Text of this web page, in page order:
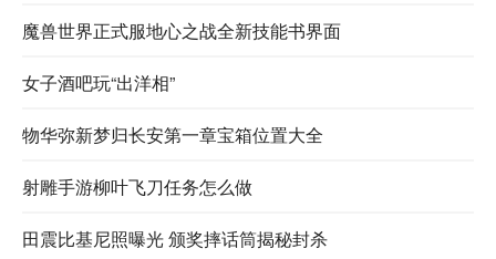
魔兽世界正式服地心之战全新技能书界面
女子酒吧玩“出洋相”
物华弥新梦归长安第一章宝箱位置大全
射雕手游柳叶飞刀任务怎么做
田震比基尼照曝光 颁奖摔话筒揭秘封杀